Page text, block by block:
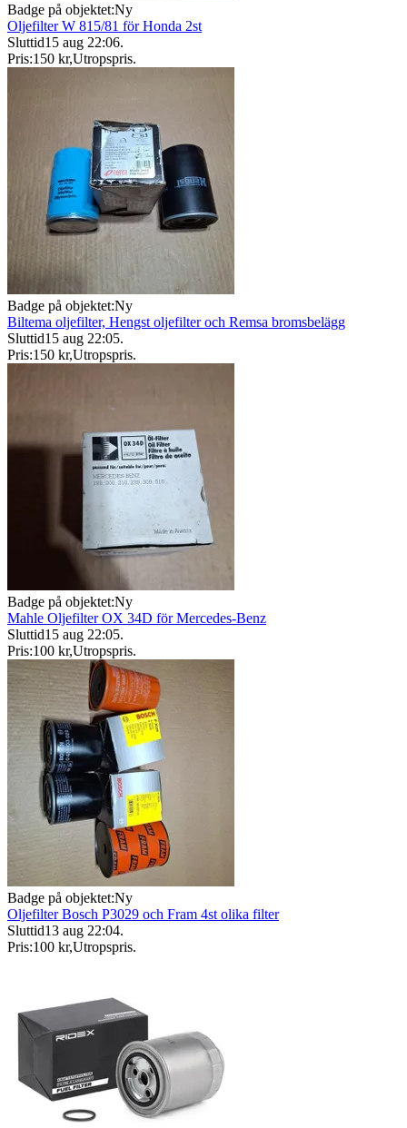
Badge på objektet:Ny
Oljefilter W 815/81 för Honda 2st
Sluttid15 aug 22:06.
Pris:150 kr,Utropspris.
Badge på objektet:Ny
Biltema oljefilter, Hengst oljefilter och Remsa bromsbelägg
Sluttid15 aug 22:05.
Pris:150 kr,Utropspris.
Badge på objektet:Ny
Mahle Oljefilter OX 34D för Mercedes-Benz
Sluttid15 aug 22:05.
Pris:100 kr,Utropspris.
Badge på objektet:Ny
Oljefilter Bosch P3029 och Fram 4st olika filter
Sluttid13 aug 22:04.
Pris:100 kr,Utropspris.